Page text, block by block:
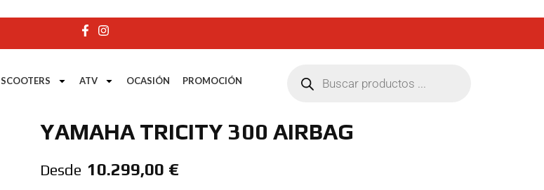
SCOOTERS ATV OCASIÓN PROMOCIÓN
YAMAHA TRICITY 300 AIRBAG
Desde 10.299,00 €